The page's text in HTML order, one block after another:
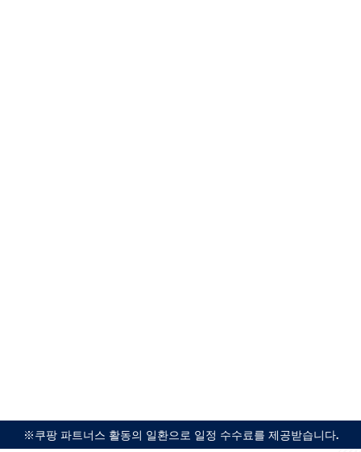
※쿠팡 파트너스 활동의 일환으로 일정 수수료를 제공받습니다.